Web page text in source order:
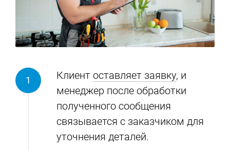
Клиент оставляет заявку, и
менеджер после обработки
полученного сообщения
связывается с заказчиком для
уточнения деталей.